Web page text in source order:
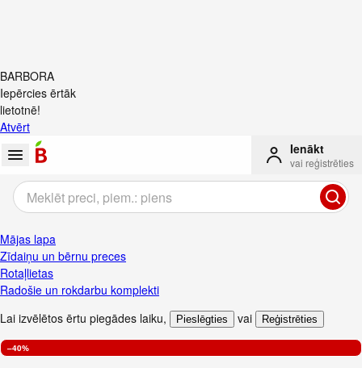
BARBORA
Iepērcies ērtāk
lietotnē!
Atvērt
Ienākt
vai reģistrēties
Mājas lapa
Zīdaiņu un bērnu preces
Rotaļlietas
Radošie un rokdarbu komplekti
Lai izvēlētos ērtu piegādes laiku, Pieslēgties vai Reģistrēties
–40%